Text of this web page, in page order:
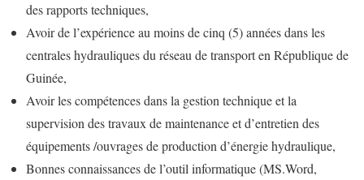
des rapports techniques,
Avoir de l’expérience au moins de cinq (5) années dans les
centrales hydrauliques du réseau de transport en République de
Guinée,
Avoir les compétences dans la gestion technique et la
supervision des travaux de maintenance et d’entretien des
équipements /ouvrages de production d’énergie hydraulique,
Bonnes connaissances de l’outil informatique (MS.Word,